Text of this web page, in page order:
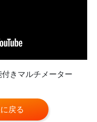
きマルチメーター
戻る